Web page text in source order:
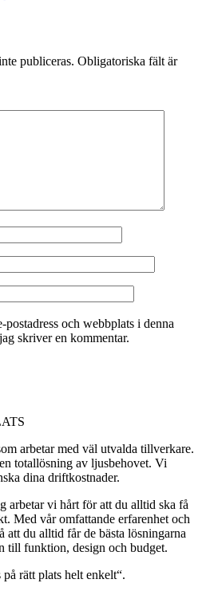
publiceras. Obligatoriska fält är
postadress och webbplats i denna
skriver en kommentar.
arbetar med väl utvalda tillverkare.
totallösning av ljusbehovet. Vi
dina driftkostnader.
arbetar vi hårt för att du alltid ska få
Med vår omfattande erfarenhet och
att du alltid får de bästa lösningarna
till funktion, design och budget.
rätt plats helt enkelt“.